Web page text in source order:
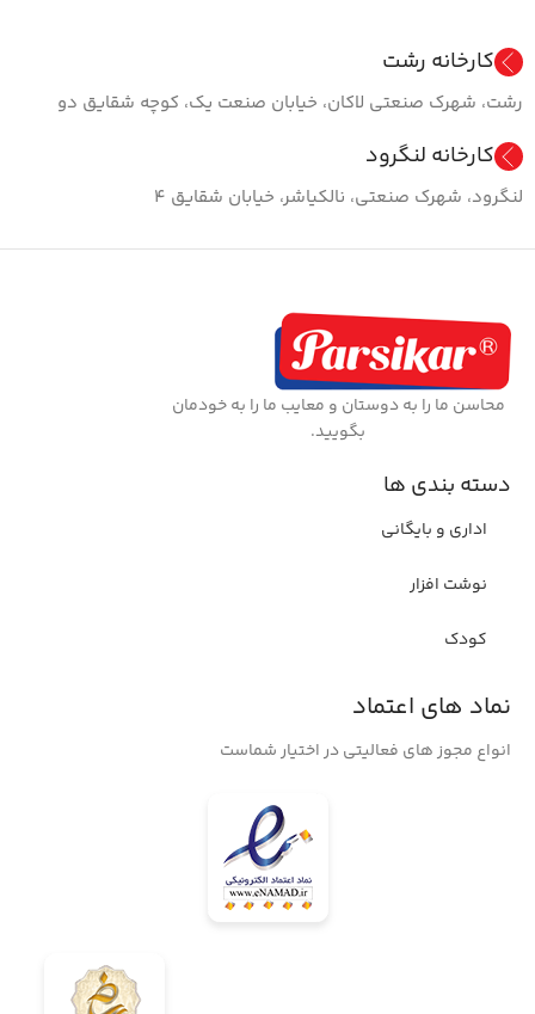
کارخانه رشت
رشت، شهرک صنعتی لاکان، خیابان صنعت یک، کوچه شقایق دو
کارخانه لنگرود
لنگرود، شهرک صنعتی، نالکیاشر، خیابان شقایق ۴
محاسن ما را به دوستان و معایب ما را به خودمان
بگویید.
دسته بندی ها
اداری و بایگانی
نوشت افزار
کودک
نماد های اعتماد
انواع مجوز های فعالیتی در اختیار شماست